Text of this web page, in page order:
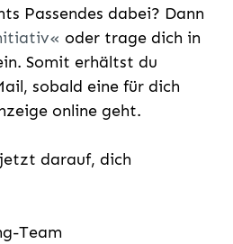
Passendes dabei? Dann
oder trage dich in
Somit erhältst du
sobald eine für dich
online geht.
darauf, dich
Team